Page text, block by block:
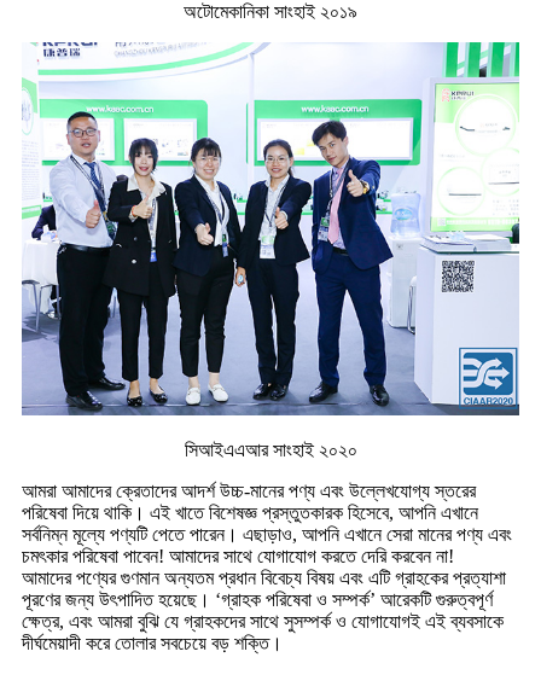
অটোমেকানিকা সাংহাই ২০১৯
সিআইএএআর সাংহাই ২০২০
আমরা আমাদের ক্রেতাদের আদর্শ উচ্চ-মানের পণ্য এবং উল্লেখযোগ্য স্তরের
পরিষেবা দিয়ে থাকি। এই খাতে বিশেষজ্ঞ প্রস্তুতকারক হিসেবে, আপনি এখানে
সর্বনিম্ন মূল্যে পণ্যটি পেতে পারেন। এছাড়াও, আপনি এখানে সেরা মানের পণ্য এবং
চমৎকার পরিষেবা পাবেন! আমাদের সাথে যোগাযোগ করতে দেরি করবেন না!
আমাদের পণ্যের গুণমান অন্যতম প্রধান বিবেচ্য বিষয় এবং এটি গ্রাহকের প্রত্যাশা
পূরণের জন্য উৎপাদিত হয়েছে। ‘গ্রাহক পরিষেবা ও সম্পর্ক’ আরেকটি গুরুত্বপূর্ণ
ক্ষেত্র, এবং আমরা বুঝি যে গ্রাহকদের সাথে সুসম্পর্ক ও যোগাযোগই এই ব্যবসাকে
দীর্ঘমেয়াদী করে তোলার সবচেয়ে বড় শক্তি।